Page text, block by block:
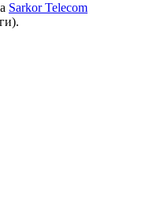
Sarkor Telecom